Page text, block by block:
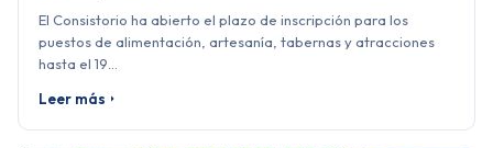
El Consistorio ha abierto el plazo de inscripción para los
puestos de alimentación, artesanía, tabernas y atracciones
hasta el 19…
Leer más